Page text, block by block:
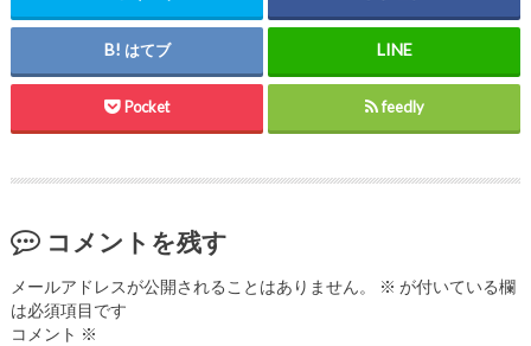
はてブ
Pocket feedly
コメントを残す
メールアドレスが公開されることはありません。 ※ が付いている欄
は必須項目です
コメント ※